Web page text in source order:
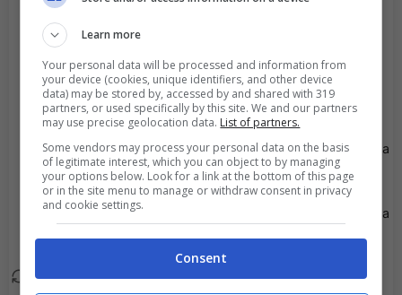
86'
Marcelo Estigarribia
esce, al suo posto
Diego Diaz.
86'
Viene mostrato il giallo a
Franco Fragapane.
Viene mostrato il giallo a
Lucas Menossi.
76'
Lucas Zelarayan esce, al
Learn more
Your personal data will be processed and information from
your device (cookies, unique identifiers, and other device
data) may be stored by, accessed by and shared with 319
partners, or used specifically by this site. We and our partners
may use precise geolocation data. List of partners.
Some vendors may process your personal data on the basis
of legitimate interest, which you can object to by managing
your options below. Look for a link at the bottom of this page
or in the site menu to manage or withdraw consent in privacy
and cookie settings.
Consent